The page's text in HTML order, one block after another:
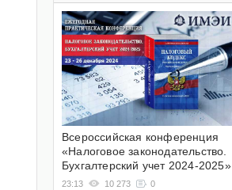
Всероссийская конференция
«Налоговое законодательство.
Бухгалтерский учет 2024-2025»
23:13 10 273 0